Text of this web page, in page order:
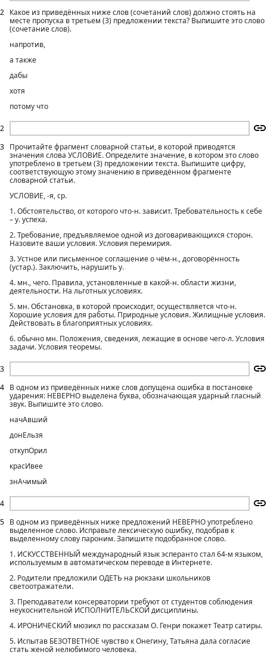
2
2
Какое из приведённых ниже слов (сочетаний слов) должно стоять на
месте пропуска в третьем (3) предложении текста? Выпишите это слово
(сочетание слов).
напротив,
а также
дабы
хотя
потому что
3
3
Прочитайте фрагмент словарной статьи, в которой приводятся
значения слова УСЛОВИЕ. Определите значение, в котором это слово
употреблено в третьем (3) предложении текста. Выпишите цифру,
соответствующую этому значению в приведённом фрагменте
словарной статьи.
УСЛОВИЕ, -я, ср.
1. Обстоятельство, от которого что-н. зависит. Требовательность к себе
– у. успеха.
2. Требование, предъявляемое одной из договаривающихся сторон.
Назовите ваши условия. Условия перемирия.
3. Устное или письменное соглашение о чём-н., договорённость
(устар.). Заключить, нарушить у.
4. мн., чего. Правила, установленные в какой-н. области жизни,
деятельности. На льготных условиях.
5. мн. Обстановка, в которой происходит, осуществляется что-н.
Хорошие условия для работы. Природные условия. Жилищные условия.
Действовать в благоприятных условиях.
6. обычно мн. Положения, сведения, лежащие в основе чего-л. Условия
задачи. Условия теоремы.
4
4
В одном из приведённых ниже слов допущена ошибка в постановке
ударения: НЕВЕРНО выделена буква, обозначающая ударный гласный
звук. Выпишите это слово.
начАвший
донЕльзя
откупОрил
красИвее
знАчимый
5
В одном из приведённых ниже предложений НЕВЕРНО употреблено
выделенное слово. Исправьте лексическую ошибку, подобрав к
выделенному слову пароним. Запишите подобранное слово.
1. ИСКУССТВЕННЫЙ международный язык эсперанто стал 64-м языком,
используемым в автоматическом переводе в Интернете.
2. Родители предложили ОДЕТЬ на рюкзаки школьников
светоотражатели.
3. Преподаватели консерватории требуют от студентов соблюдения
неукоснительной ИСПОЛНИТЕЛЬСКОЙ дисциплины.
4. ИРОНИЧЕСКИЙ мюзикл по рассказам О. Генри покажет Театр сатиры.
5. Испытав БЕЗОТВЕТНОЕ чувство к Онегину, Татьяна дала согласие
стать женой нелюбимого человека.